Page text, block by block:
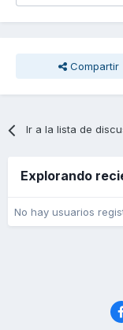
Compartir
Ir a la lista de
Explorando
No hay usuarios